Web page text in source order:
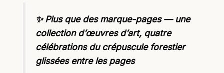
✨ Plus que des marque-pages — une
collection d’œuvres d’art, quatre
célébrations du crépuscule forestier
glissées entre les pages